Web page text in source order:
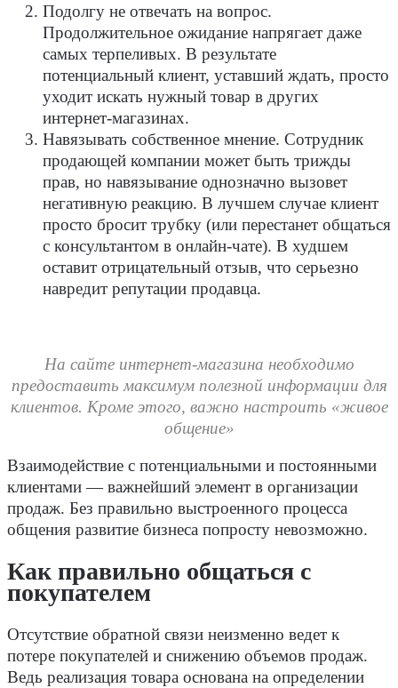
Подолгу не отвечать на вопрос.
Продолжительное ожидание напрягает даже
самых терпеливых. В результате
потенциальный клиент, уставший ждать, просто
уходит искать нужный товар в других
интернет-магазинах.
Навязывать собственное мнение. Сотрудник
продающей компании может быть трижды
прав, но навязывание однозначно вызовет
негативную реакцию. В лучшем случае клиент
просто бросит трубку (или перестанет общаться
с консультантом в онлайн-чате). В худшем
оставит отрицательный отзыв, что серьезно
навредит репутации продавца.
На сайте интернет-магазина необходимо
предоставить максимум полезной информации для
клиентов. Кроме этого, важно настроить «живое
общение»
Взаимодействие с потенциальными и постоянными
клиентами — важнейший элемент в организации
продаж. Без правильно выстроенного процесса
общения развитие бизнеса попросту невозможно.
Как правильно общаться с
покупателем
Отсутствие обратной связи неизменно ведет к
потере покупателей и снижению объемов продаж.
Ведь реализация товара основана на определении